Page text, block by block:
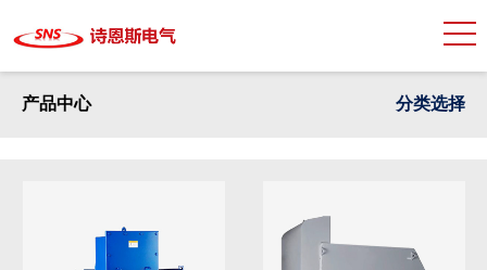
产品中心 分类选择